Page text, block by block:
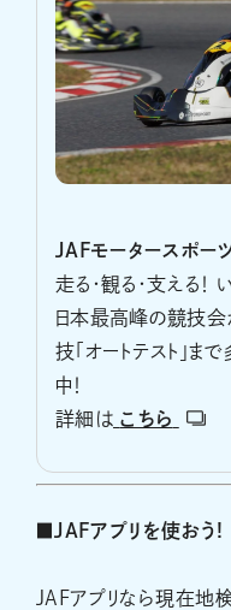
JAFモータースポー
走る・観る・支える！
日本最高峰の競技会
技「オートテスト」ま
中！
詳細は こちら
■JAFアプリを使おう!
JAFアプリなら現在地